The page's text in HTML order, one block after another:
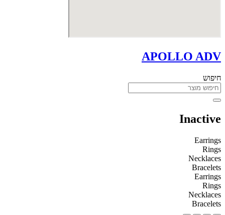
APOLLO ADV
חיפוש
Inactive
Earrings
Rings
Necklaces
Bracelets
Earrings
Rings
Necklaces
Bracelets